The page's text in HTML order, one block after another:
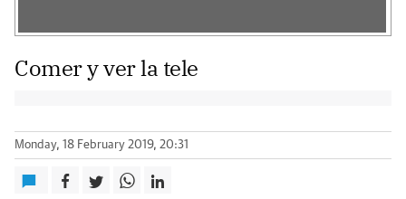
Comer y ver la tele
Monday, 18 February 2019, 20:31